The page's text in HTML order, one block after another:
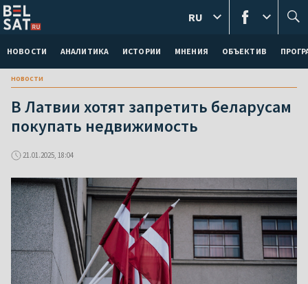
НОВОСТИ АНАЛИТИКА ИСТОРИИ МНЕНИЯ ОБЪЕКТИВ
RU
новости
В Латвии хотят запретить беларусам
покупать недвижимость
21.01.2025, 18:04